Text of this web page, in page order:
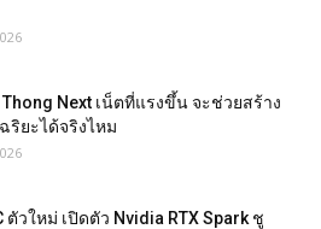
Thong Next เน็ตที่แรงขึ้น จะช่วยสร้าง
ริยะได้จริงไหม
ตัวใหม่ เปิดตัว Nvidia RTX Spark ชู